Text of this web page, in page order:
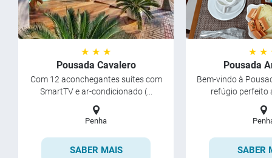
★ ★ ★
Pousada Cavalero
Com 12 aconchegantes suítes com
SmartTV e ar-condicionado (...
Penha
SABER MAIS
★ ★
Pousada
Bem-vindo à
refúgio perfeito
SABER